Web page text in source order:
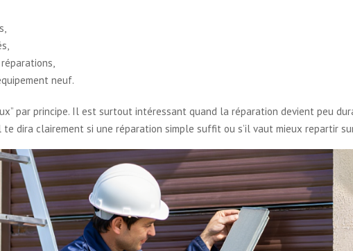
neuf.
par principe. Il est surtout intéressant quand la réparation devient peu
dira clairement si une réparation simple suffit ou s’il vaut mieux repartir